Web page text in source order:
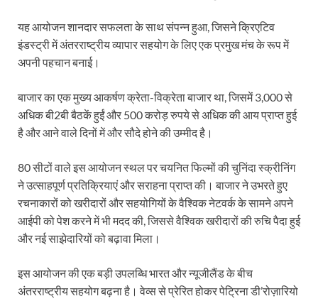
यह आयोजन शानदार सफलता के साथ संपन्न हुआ, जिसने क्रिएटिव
इंडस्ट्री में अंतरराष्ट्रीय व्यापार सहयोग के लिए एक प्रमुख मंच के रूप में
अपनी पहचान बनाई।
बाजार का एक मुख्य आकर्षण क्रेता-विक्रेता बाजार था, जिसमें 3,000 से
अधिक बी2बी बैठकें हुईं और 500 करोड़ रुपये से अधिक की आय प्राप्त हुई
है और आने वाले दिनों में और सौदे होने की उम्मीद है।
80 सीटों वाले इस आयोजन स्थल पर चयनित फिल्मों की चुनिंदा स्क्रीनिंग
ने उत्साहपूर्ण प्रतिक्रियाएं और सराहना प्राप्त की। बाजार ने उभरते हुए
रचनाकारों को खरीदारों और सहयोगियों के वैश्विक नेटवर्क के सामने अपने
आईपी को पेश करने में भी मदद की, जिससे वैश्विक खरीदारों की रुचि पैदा हुई
और नई साझेदारियों को बढ़ावा मिला।
इस आयोजन की एक बड़ी उपलब्धि भारत और न्यूजीलैंड के बीच
अंतरराष्ट्रीय सहयोग बढ़ना है। वेव्स से प्रेरित होकर पेट्रिना डी’रोज़ारियो